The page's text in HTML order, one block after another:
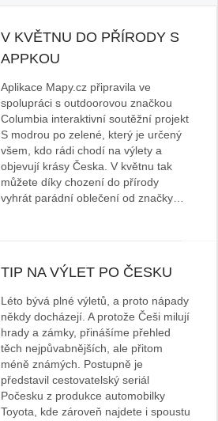
V KVĚTNU DO PŘÍRODY S
APPKOU
Aplikace Mapy.cz připravila ve
spolupráci s outdoorovou značkou
Columbia interaktivní soutěžní projekt
S modrou po zelené, který je určený
všem, kdo rádi chodí na výlety a
objevují krásy Česka. V květnu tak
můžete díky chození do přírody
vyhrát parádní oblečení od značky…
TIP NA VÝLET PO ČESKU
Léto bývá plné výletů, a proto nápady
někdy docházejí. A protože Češi milují
hrady a zámky, přinášíme přehled
těch nejpůvabnějších, ale přitom
méně známých. Postupně je
představil cestovatelský seriál
Počesku z produkce automobilky
Toyota, kde zároveň najdete i spoustu